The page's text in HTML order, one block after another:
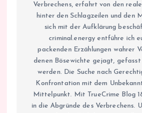
Verbrechens, erfahrt von den
hinter den Schlagzeilen und den
sich mit der Aufklärung
criminal.energy entführe ich
packenden Erzählungen wahrer
denen Bösewichte gejagt,
werden. Die Suche nach
Konfrontation mit dem
Mittelpunkt. Mit TrueCrime Blog
in die Abgründe des Verbrechens.